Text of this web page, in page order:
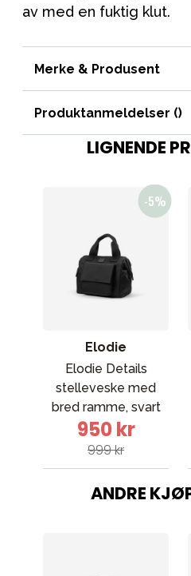
av med en fuktig klut.
Merke & Produsent
Produktanmeldelser ()
LIGNENDE
Elodie
Elodie Details
stelleveske med
bred ramme, svart
950 kr
999 kr
ANDRE